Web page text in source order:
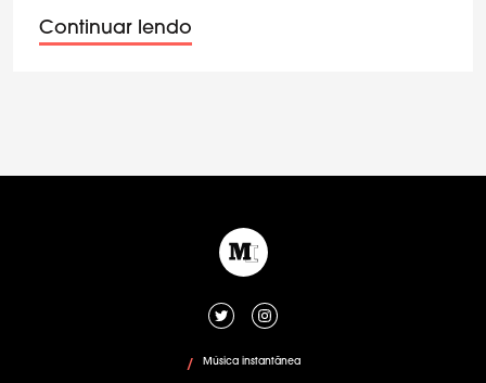
Continuar lendo
/ Música instantânea